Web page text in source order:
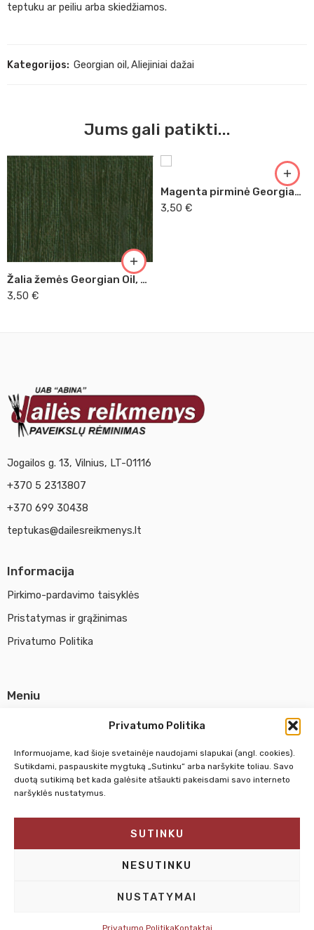
Privatumo Politika
Informuojame, kad šioje svetainėje naudojami slapukai (angl. cookies).
Sutikdami, paspauskite mygtuką „Sutinku“ arba naršykite toliau. Savo
duotą sutikimą bet kada galėsite atšaukti pakeisdami savo interneto
naršyklės nustatymus.
SUTINKU
NESUTINKU
NUSTATYMAI
Privatumo PolitikaKontaktai
teptuku ar peiliu arba skiedžiamos.
Kategorijos: Georgian oil ,Aliejiniai dažai
Jums gali patikti...
Žalia žemės Georgian Oil, 38ml (379)
3,50 €
Magenta pirminė Georgian Oil, 38ml (409)
3,50 €
Jogailos g. 13, Vilnius, LT-01116
+370 5 2313807
+370 699 30438
teptukas@dailesreikmenys.lt
Informacija
Pirkimo-pardavimo taisyklės
Pristatymas ir grąžinimas
Privatumo Politika
Meniu
Susisiekti su mumis